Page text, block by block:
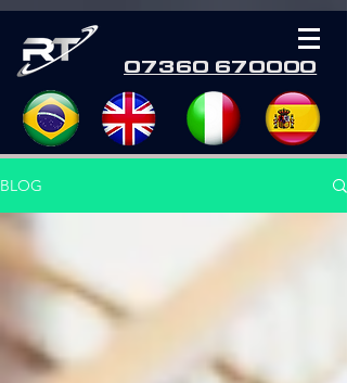
07360 670000
BLOG